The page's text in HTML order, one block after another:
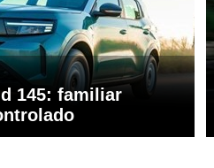
145: familiar